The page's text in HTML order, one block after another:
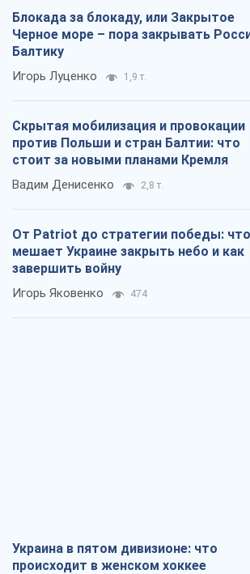
Блокада за блокаду, или Закрытое
Черное море – пора закрывать
Балтику
Игорь Луценко 1,9 т.
Скрытая мобилизация и провокации
против Польши и стран Балтии: что
стоит за новыми планами Кремля
Вадим Денисенко 2,8 т.
От Patriot до стратегии победы: что
мешает Украине закрыть небо и как
завершить войну
Игорь Яковенко 474
Украина в пятом дивизионе: что
происходит в женском хоккее